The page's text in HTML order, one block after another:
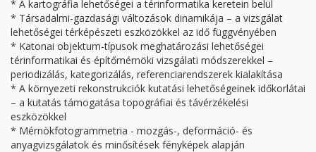
* A kartográfia lehetőségei a térinformatika keretein belül
* Társadalmi-gazdasági változások dinamikája – a vizsgálat
lehetőségei térképészeti eszközökkel az idő függvényében
* Katonai objektum-típusok meghatározási lehetőségei
térinformatikai és építőmérnöki vizsgálati módszerekkel –
periodizálás, kategorizálás, referenciarendszerek kialakítása
* A környezeti rekonstrukciók kutatási lehetőségeinek időkorlátai
– a kutatás támogatása topográfiai és távérzékelési
eszközökkel
* Mérnökfotogrammetria - mozgás-, deformáció- és
anyagvizsgálatok és minősítések fényképek alapján